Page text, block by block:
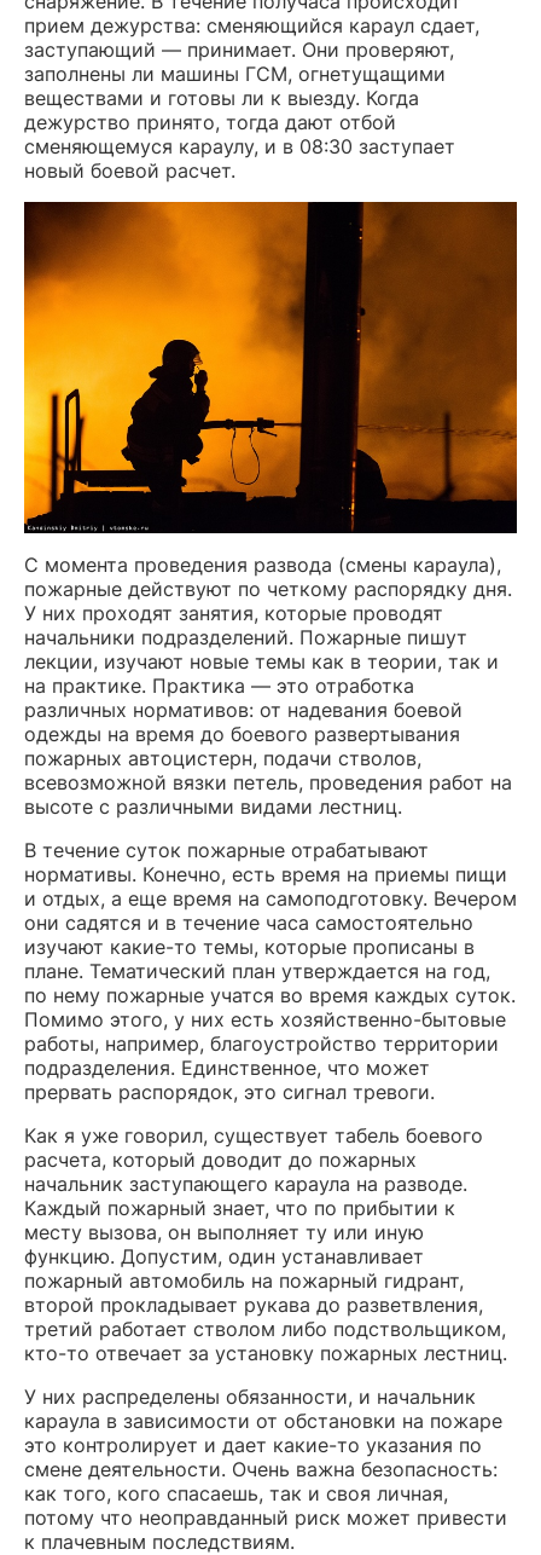
прием дежурства: сменяющийся караул сдает,
заступающий — принимает. Они проверяют,
заполнены ли машины ГСМ, огнетущащими
веществами и готовы ли к выезду. Когда
дежурство принято, тогда дают отбой
сменяющемуся караулу, и в 08:30 заступает
новый боевой расчет.
С момента проведения развода (смены караула),
пожарные действуют по четкому распорядку дня.
У них проходят занятия, которые проводят
начальники подразделений. Пожарные пишут
лекции, изучают новые темы как в теории, так и
на практике. Практика — это отработка
различных нормативов: от надевания боевой
одежды на время до боевого развертывания
пожарных автоцистерн, подачи стволов,
всевозможной вязки петель, проведения работ на
высоте с различными видами лестниц.
В течение суток пожарные отрабатывают
нормативы. Конечно, есть время на приемы пищи
и отдых, а еще время на самоподготовку. Вечером
они садятся и в течение часа самостоятельно
изучают какие-то темы, которые прописаны в
плане. Тематический план утверждается на год,
по нему пожарные учатся во время каждых суток.
Помимо этого, у них есть хозяйственно-бытовые
работы, например, благоустройство территории
подразделения. Единственное, что может
прервать распорядок, это сигнал тревоги.
Как я уже говорил, существует табель боевого
расчета, который доводит до пожарных
начальник заступающего караула на разводе.
Каждый пожарный знает, что по прибытии к
месту вызова, он выполняет ту или иную
функцию. Допустим, один устанавливает
пожарный автомобиль на пожарный гидрант,
второй прокладывает рукава до разветвления,
третий работает стволом либо подствольщиком,
кто-то отвечает за установку пожарных лестниц.
У них распределены обязанности, и начальник
караула в зависимости от обстановки на пожаре
это контролирует и дает какие-то указания по
смене деятельности. Очень важна безопасность:
как того, кого спасаешь, так и своя личная,
потому что неоправданный риск может привести
к плачевным последствиям.